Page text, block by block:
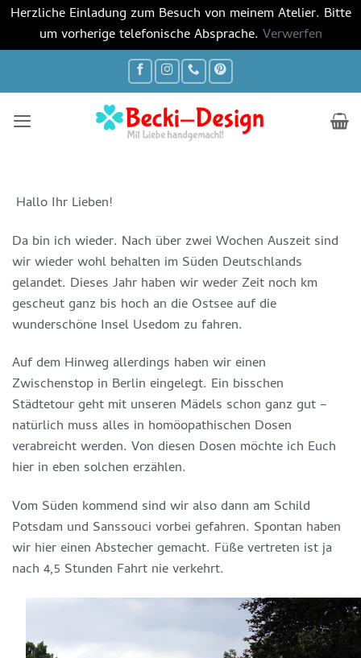
Herzliche Einladung zum Besuch von meinem Atelier. Bitte
um vorherige telefonische Absprache. Verwerfen
Hallo Ihr Lieben!
Da bin ich wieder. Nach über zwei Wochen Auszeit sind
wir wieder wohl behalten im Süden Deutschlands
gelandet. Dieses Jahr haben wir weder Zeit noch km
gescheut ganz bis hoch an die Ostsee auf die
wunderschöne Insel Usedom zu fahren.
Auf dem Hinweg allerdings haben wir einen
Zwischenstop in Berlin eingelegt. Ein bisschen
Städtetour geht mit unseren Mädels schon ganz gut –
natürlich muss alles in homöopathischen Dosen
verabreicht werden. Von diesen Dosen möchte ich Euch
hier in eben solchen erzählen.
Vom Süden kommend sind wir also dann am Schild
Potsdam und Sanssouci vorbei gefahren. Spontan haben
wir hier einen Abstecher gemacht. Füße vertreten ist ja
nach 4,5 Stunden Fahrt nie verkehrt.